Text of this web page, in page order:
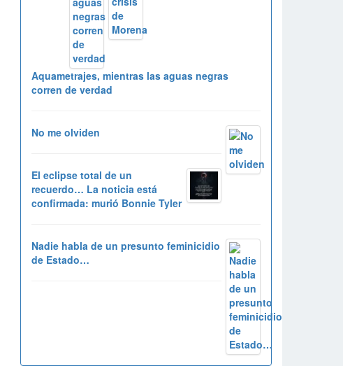
Aquametrajes, mientras las aguas negras
corren de verdad
No me olviden
El eclipse total de un
recuerdo… La noticia está
confirmada: murió Bonnie Tyler
Nadie habla de un presunto feminicidio
de Estado…